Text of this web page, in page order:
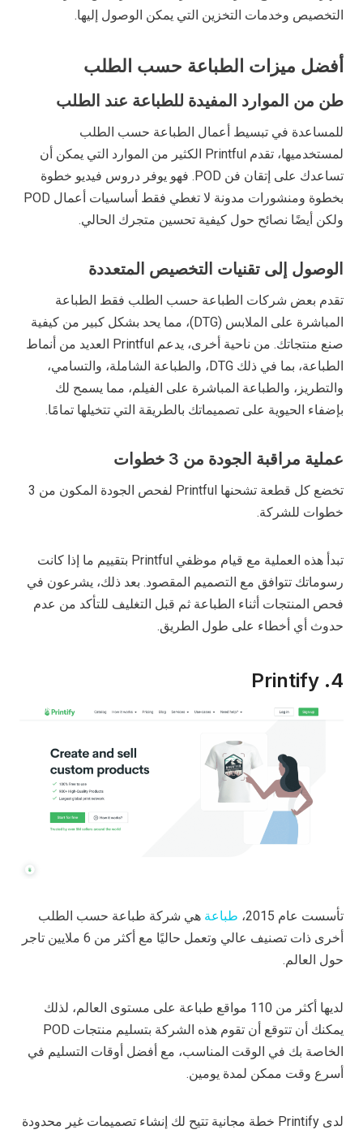
التخصيص وخدمات التخزين التي يمكن الوصول إليها.
أفضل ميزات الطباعة حسب الطلب
طن من الموارد المفيدة للطباعة عند الطلب
للمساعدة في تبسيط أعمال الطباعة حسب الطلب
لمستخدميها، تقدم Printful الكثير من الموارد التي يمكن أن
تساعدك على إتقان فن POD. فهو يوفر دروس فيديو خطوة
بخطوة ومنشورات مدونة لا تغطي فقط أساسيات أعمال POD
ولكن أيضًا نصائح حول كيفية تحسين متجرك الحالي.
الوصول إلى تقنيات التخصيص المتعددة
تقدم بعض شركات الطباعة حسب الطلب فقط الطباعة
المباشرة على الملابس (DTG)، مما يحد بشكل كبير من كيفية
صنع منتجاتك. من ناحية أخرى، يدعم Printful العديد من أنماط
الطباعة، بما في ذلك DTG، والطباعة الشاملة، والتسامي،
والتطريز، والطباعة المباشرة على الفيلم، مما يسمح لك
بإضفاء الحيوية على تصميماتك بالطريقة التي تتخيلها تمامًا.
عملية مراقبة الجودة من 3 خطوات
تخضع كل قطعة تشحنها Printful لفحص الجودة المكون من 3
خطوات للشركة.
تبدأ هذه العملية مع قيام موظفي Printful بتقييم ما إذا كانت
رسوماتك تتوافق مع التصميم المقصود. بعد ذلك، يشرعون في
فحص المنتجات أثناء الطباعة ثم قبل التغليف للتأكد من عدم
حدوث أي أخطاء على طول الطريق.
4. Printify
تأسست عام 2015، طباعة هي شركة طباعة حسب الطلب
أخرى ذات تصنيف عالي وتعمل حاليًا مع أكثر من 6 ملايين تاجر
حول العالم.
لديها أكثر من 110 مواقع طباعة على مستوى العالم، لذلك
يمكنك أن تتوقع أن تقوم هذه الشركة بتسليم منتجات POD
الخاصة بك في الوقت المناسب، مع أفضل أوقات التسليم في
أسرع وقت ممكن لمدة يومين.
لدى Printify خطة مجانية تتيح لك إنشاء تصميمات غير محدودة